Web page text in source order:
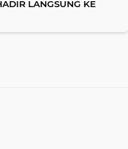
LANGSUNG KE